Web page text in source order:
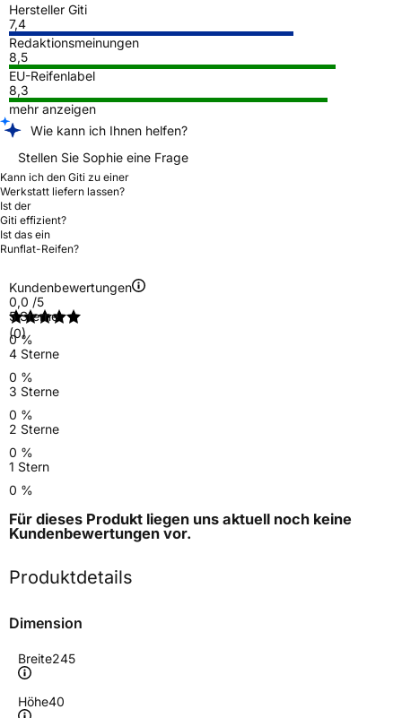
Hersteller Giti
7,4
Redaktionsmeinungen
8,5
EU-Reifenlabel
8,3
mehr anzeigen
Wie kann ich Ihnen helfen?
Stellen Sie Sophie eine Frage
Kann ich den Giti zu einer
Werkstatt liefern lassen?
Ist der
Giti effizient?
Ist das ein
Runflat-Reifen?
Kundenbewertungen
0,0 /5
(0)
5 Sterne
0 %
4 Sterne
0 %
3 Sterne
0 %
2 Sterne
0 %
1 Stern
0 %
Für dieses Produkt liegen uns aktuell noch keine
Kundenbewertungen vor.
Produktdetails
Dimension
Breite245
Höhe40